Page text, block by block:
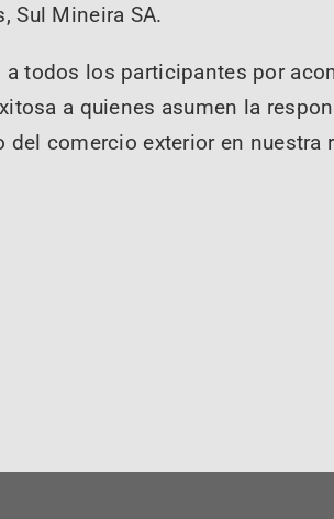
Sul Mineira SA.
a todos los participantes por
a quienes asumen la
del comercio exterior en nuestra